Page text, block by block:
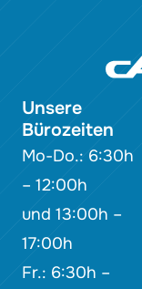
Unsere
Bürozeiten
Mo-Do.: 6:30h
– 12:00h
und 13:00h –
17:00h
Fr.: 6:30h –